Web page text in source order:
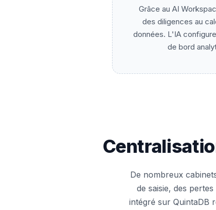
Grâce au AI
des diligences au
données. L'IA
de bord
De nombreux
de saisie, des
intégré sur QuintaDB